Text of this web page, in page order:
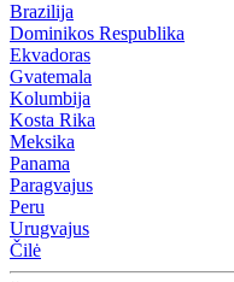
Brazilija
Dominikos Respublika
Ekvadoras
Gvatemala
Kolumbija
Kosta Rika
Meksika
Panama
Paragvajus
Peru
Urugvajus
Čilė